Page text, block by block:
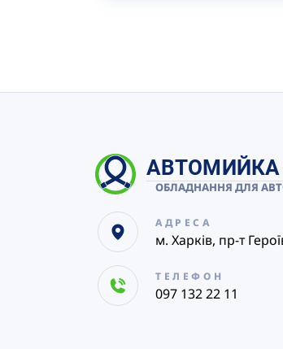
АВТОМИЙКА
ОБЛАДНАННЯ ДЛЯ
АДРЕСА
м. Харків, пр-т
ТЕЛЕФОН
097 132 22 11